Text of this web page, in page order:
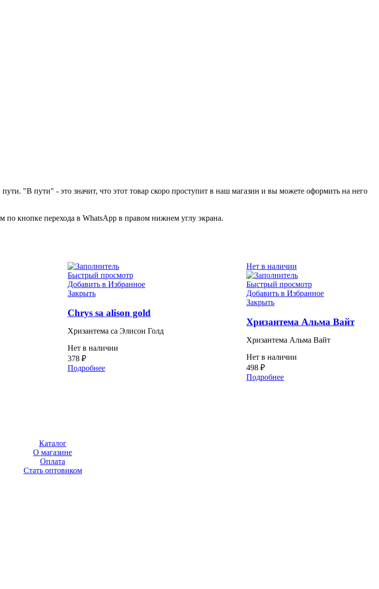
"В пути" - это значит, что этот товар скоро проступит в наш магазин и вы можете оформить на него
кнопке перехода в WhatsApp в правом нижнем углу экрана.
Быстрый просмотр
Добавить в Избранное
Закрыть
Chrys sa alison gold
Хризантема са Элисон Голд
Нет в наличии
378 ₽
Подробнее
Нет в наличии
Быстрый просмотр
Добавить в Избранное
Закрыть
Хризантема Альма Вайт
Хризантема Альма Вайт
Нет в наличии
498 ₽
Подробнее
Каталог
О магазине
Оплата
Стать оптовиком